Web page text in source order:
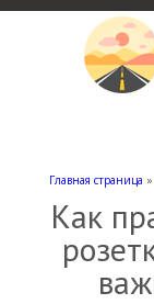
Главная страница »
Как